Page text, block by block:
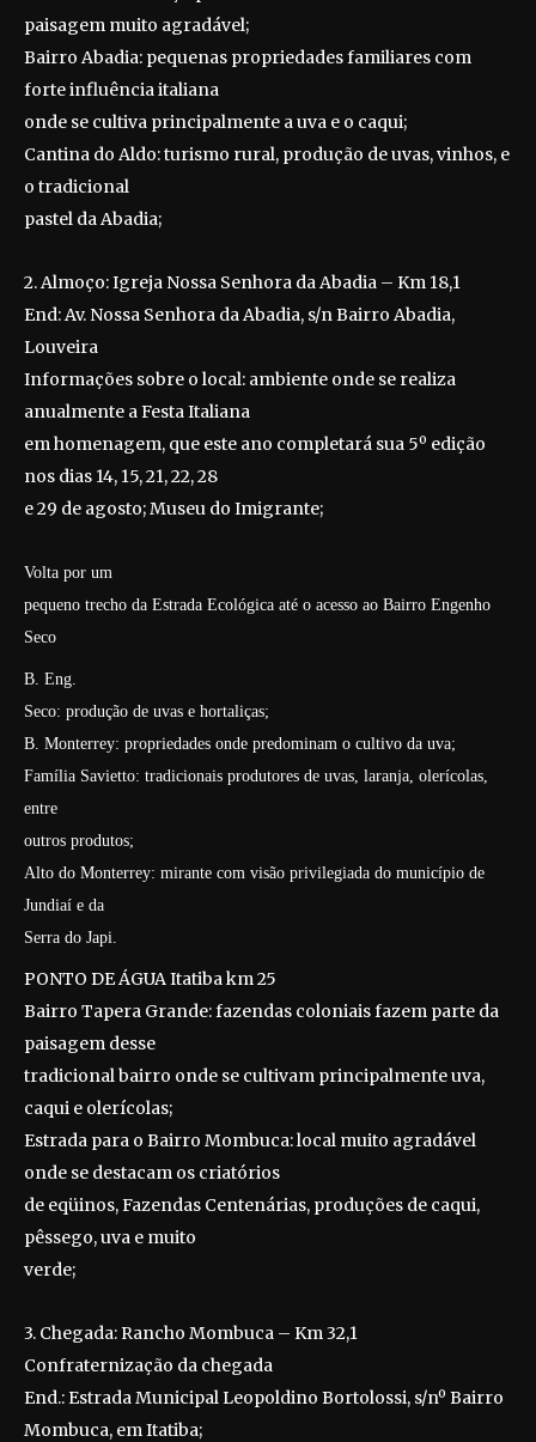
paisagem muito agradável;
Bairro Abadia: pequenas propriedades familiares com
forte influência italiana
onde se cultiva principalmente a uva e o caqui;
Cantina do Aldo: turismo rural, produção de uvas, vinhos, e
o tradicional
pastel da Abadia;
2. Almoço: Igreja Nossa Senhora da Abadia – Km 18,1
End: Av. Nossa Senhora da Abadia, s/n Bairro Abadia,
Louveira
Informações sobre o local: ambiente onde se realiza
anualmente a Festa Italiana
em homenagem, que este ano completará sua 5º edição
nos dias 14, 15, 21, 22, 28
e 29 de agosto; Museu do Imigrante;
Volta por um
pequeno trecho da Estrada Ecológica até o acesso ao Bairro Engenho
Seco
B. Eng.
Seco: produção de uvas e hortaliças;
B. Monterrey: propriedades onde predominam o cultivo da uva;
Família Savietto: tradicionais produtores de uvas, laranja, olerícolas,
entre
outros produtos;
Alto do Monterrey: mirante com visão privilegiada do município de
Jundiaí e da
Serra do Japi.
PONTO DE ÁGUA Itatiba km 25
Bairro Tapera Grande: fazendas coloniais fazem parte da
paisagem desse
tradicional bairro onde se cultivam principalmente uva,
caqui e olerícolas;
Estrada para o Bairro Mombuca: local muito agradável
onde se destacam os criatórios
de eqüinos, Fazendas Centenárias, produções de caqui,
pêssego, uva e muito
verde;
3. Chegada: Rancho Mombuca – Km 32,1
Confraternização da chegada
End.: Estrada Municipal Leopoldino Bortolossi, s/nº Bairro
Mombuca, em Itatiba;